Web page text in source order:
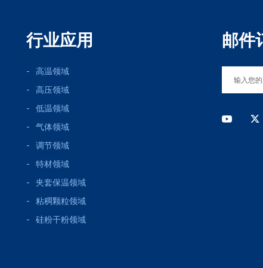
行业应用
高温领域
高压领域
低温领域
气体领域
调节领域
特材领域
夹套保温领域
粘稠颗粒领域
硅粉干粉领域
邮件